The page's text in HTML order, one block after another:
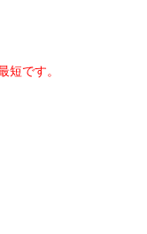
短です。